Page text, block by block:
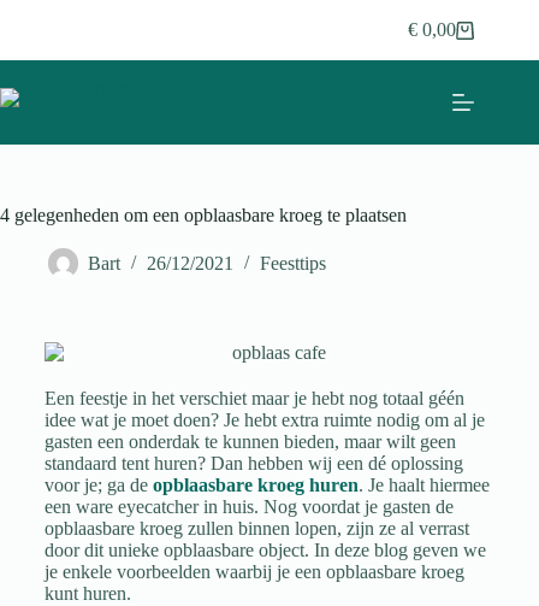
€ 0,00
4 gelegenheden om een opblaasbare kroeg te plaatsen
Bart 26/12/2021 Feesttips
Een feestje in het verschiet maar je hebt nog totaal géén
idee wat je moet doen? Je hebt extra ruimte nodig om al je
gasten een onderdak te kunnen bieden, maar wilt geen
standaard tent huren? Dan hebben wij een dé oplossing
voor je; ga de opblaasbare kroeg huren. Je haalt hiermee
een ware eyecatcher in huis. Nog voordat je gasten de
opblaasbare kroeg zullen binnen lopen, zijn ze al verrast
door dit unieke opblaasbare object. In deze blog geven we
je enkele voorbeelden waarbij je een opblaasbare kroeg
kunt huren.